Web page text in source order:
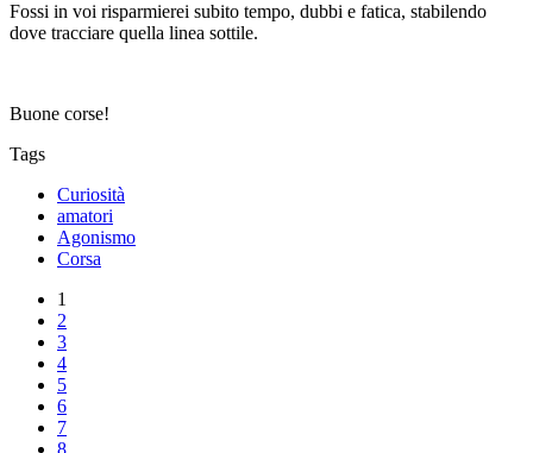
Fossi in voi risparmierei subito tempo, dubbi e fatica, stabilendo
dove tracciare quella linea sottile.
Buone corse!
Tags
Curiosità
amatori
Agonismo
Corsa
1
2
3
4
5
6
7
8